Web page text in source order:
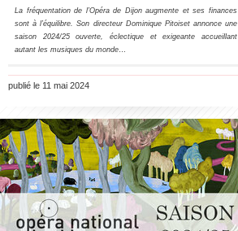
La fréquentation de l’Opéra de Dijon augmente et ses finances
sont à l’équilibre. Son directeur Dominique Pitoiset annonce une
saison 2024/25 ouverte, éclectique et exigeante accueillant
autant les musiques du monde…
publié le 11 mai 2024